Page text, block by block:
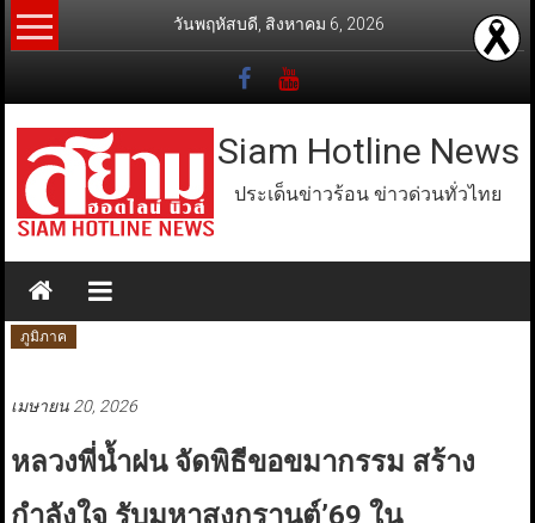
Skip
to
วันพฤหัสบดี, สิงหาคม 6, 2026
Siam Hotline News
ประเด็นข่าวร้อน ข่าวด่วนทั่วไทย
ภูมิภาค
เมษายน 20, 2026
หลวงพี่น้ำฝน จัดพิธีขอขมากรรม สร้าง
กำลังใจ รับมหาสงกรานต์’69 ใน